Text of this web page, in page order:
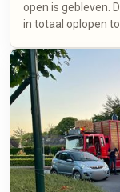
open is gebleven.
in totaal oplopen